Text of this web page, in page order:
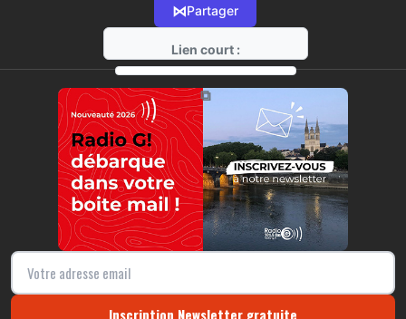
⋈Partager
Lien court :
https://radio-g.fr?13201
⧉
Inscription Newsletter gratuite